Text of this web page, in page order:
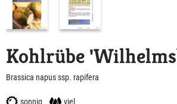
Kohlrübe
Brassica napus ssp. rapifera
sonnig viel